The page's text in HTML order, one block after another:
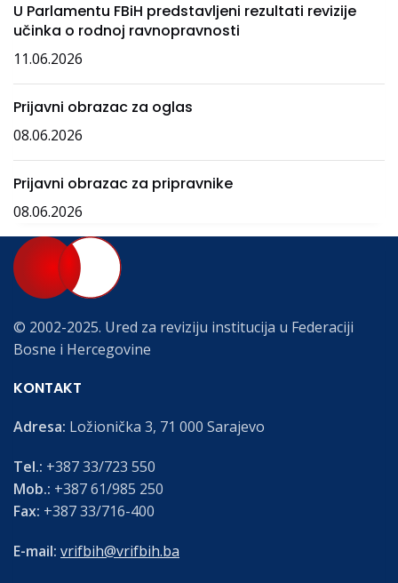
U Parlamentu FBiH predstavljeni rezultati revizije
učinka o rodnoj ravnopravnosti
11.06.2026
Prijavni obrazac za oglas
08.06.2026
Prijavni obrazac za pripravnike
08.06.2026
© 2002-2025. Ured za reviziju institucija u Federaciji
Bosne i Hercegovine
KONTAKT
Adresa: Ložionička 3, 71 000 Sarajevo
Tel.: +387 33/723 550
Mob.: +387 61/985 250
Fax: +387 33/716-400
E-mail: vrifbih@vrifbih.ba